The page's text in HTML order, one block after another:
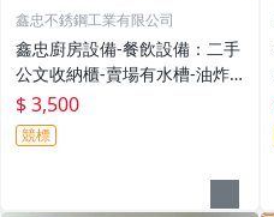
鑫忠不銹鋼工業有限公司
鑫忠廚房設備-餐飲設備：二手
公文收納櫃-賣場有水槽-油炸
機-冰箱-快速爐-吧台-微波爐-
烤箱-煮麵機-發酵箱-咖啡機-電
磁爐
$ 3,500
競標